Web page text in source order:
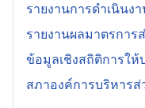
รายงานการดำเนินง
รายงานผลมาตรการ
ข้อมูลเชิงสถิติการให้
สภาองค์การบริหาร